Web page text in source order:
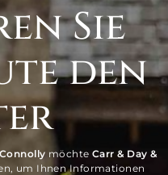
Sie
den
möchteCarr & Day &
um Ihnen Informationen